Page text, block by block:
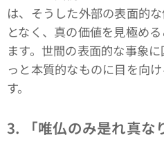
は、そうした外部の表面的
となく、真の価値を見極め
ます。世間の表面的な事象
っと本質的なものに目を向
す。
3. 「唯仏のみ是れ真な